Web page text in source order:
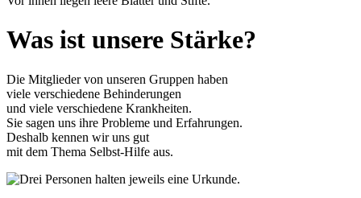
Was ist unsere Stärke?
Die Mitglieder von unseren Gruppen haben
viele verschiedene Behinderungen
und viele verschiedene Krankheiten.
Sie sagen uns ihre Probleme und Erfahrungen.
Deshalb kennen wir uns gut
mit dem Thema Selbst-Hilfe aus.